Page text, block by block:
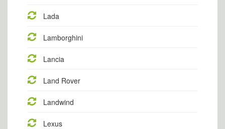
Lada
Lamborghini
Lancia
Land Rover
Landwind
Lexus